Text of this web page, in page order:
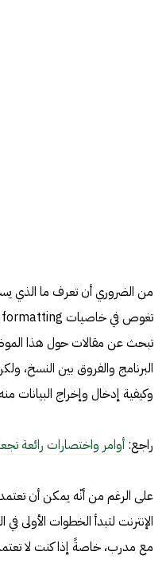
من الضروري أن تعرف ما الذي
تبحث عن مقالات حول هذا
البرنامج والفروق بين النسخ،
وكيفية إدخال وإخراج البيانات
راجع: أوامر واختصارات رائعة
على الرغم من أنّه يمكن أن
الإنترنت لتبدأ الخطوات
مع مدرب، خاصةً إذا كنت لا تعتمد